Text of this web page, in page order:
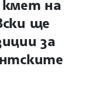
на
ще
за